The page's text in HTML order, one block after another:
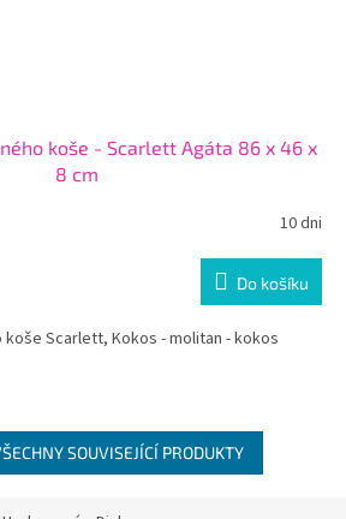
koše - Scarlett Agáta 86 x 46 x
8 cm
10 dni
Do košíku
Scarlett, Kokos - molitan - kokos
SOUVISEJÍCÍ PRODUKTY